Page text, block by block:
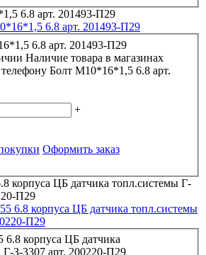
6.8 арт. 201493-П29
Наличие товара в магазинах
Болт М10*16*1,5 6.8 арт.
+
Оформить заказ
6.8 корпуса ЦБ датчика топл.системы
П29